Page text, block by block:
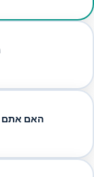
האם אתם